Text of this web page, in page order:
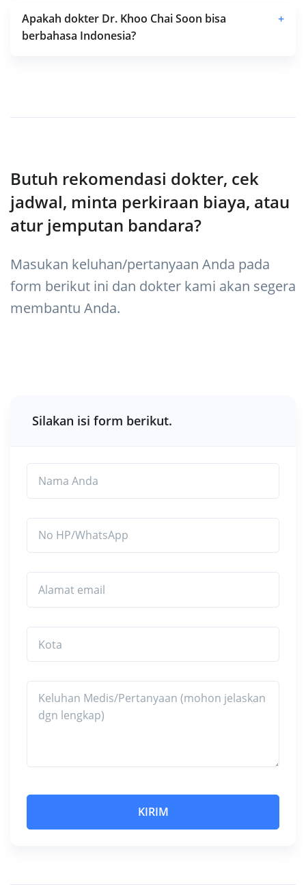
Apakah dokter Dr. Khoo Chai Soon bisa
berbahasa Indonesia?
+
Butuh rekomendasi dokter, cek
jadwal, minta perkiraan biaya, atau
atur jemputan bandara?
Masukan keluhan/pertanyaan Anda pada
form berikut ini dan dokter kami akan segera
membantu Anda.
Silakan isi form berikut.